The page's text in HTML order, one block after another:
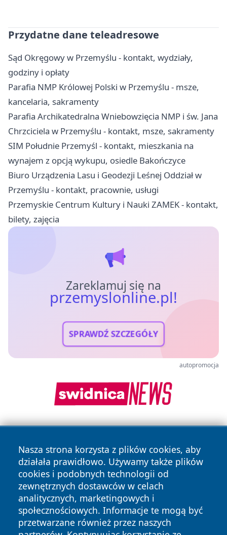
Przydatne dane teleadresowe
Sąd Okręgowy w Przemyślu - kontakt, wydziały,
godziny i opłaty
Parafia NMP Królowej Polski w Przemyślu - msze,
kancelaria, sakramenty
Parafia Archikatedralna Wniebowzięcia NMP i św. Jana
Chrzciciela w Przemyślu - kontakt, msze, sakramenty
SIM Południe Przemyśl - kontakt, mieszkania na
wynajem z opcją wykupu, osiedle Bakończyce
Biuro Urządzenia Lasu i Geodezji Leśnej Oddział w
Przemyślu - kontakt, pracownie, usługi
Przemyskie Centrum Kultury i Nauki ZAMEK - kontakt,
bilety, zajęcia
Zareklamuj się na
przemyslonline.pl!
SPRAWDŹ SZCZEGÓŁY
autopromocja
Nasza strona korzysta z plików cookies, aby
działała prawidłowo. Używamy także plików
cookies i podobnych technologii od
zewnętrznych dostawców w celach
analitycznych, marketingowych i
społecznościowych. Informacje te mogą być
przetwarzane również przez naszych
Copyright © 2026 przemyslonline.pl Wszystkie prawa
zastrzeżone.